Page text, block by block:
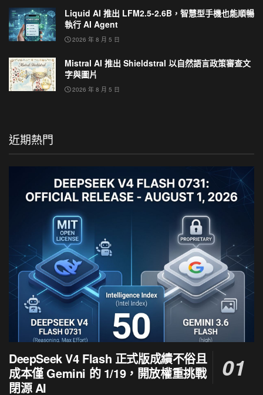
Liquid AI 推出 LFM2.5-2.6B，智慧型手機也能順暢
執行 AI Agent
2026 年 8 月 5 日
Mistral AI 推出 Shieldstral 以自然語言政策審查文
字與圖片
2026 年 8 月 5 日
近期熱門
DeepSeek V4 Flash 正式版成績不俗且
成本僅 Gemini 的 1/19，開放權重挑戰
閉源 AI